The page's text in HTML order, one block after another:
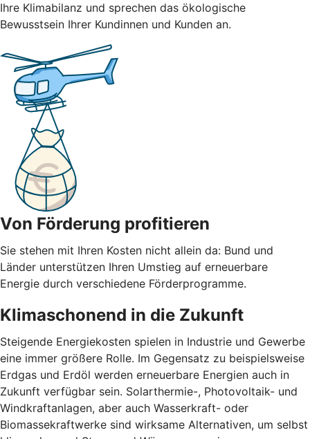
Ihre Klimabilanz und sprechen das ökologische
Bewusstsein Ihrer Kundinnen und Kunden an.
Von Förderung profitieren
Sie stehen mit Ihren Kosten nicht allein da: Bund und
Länder unterstützen Ihren Umstieg auf erneuerbare
Energie durch verschiedene Förderprogramme.
Klimaschonend in die Zukunft
Steigende Energiekosten spielen in Industrie und Gewerbe
eine immer größere Rolle. Im Gegensatz zu beispielsweise
Erdgas und Erdöl werden erneuerbare Energien auch in
Zukunft verfügbar sein. Solarthermie-, Photovoltaik- und
Windkraftanlagen, aber auch Wasserkraft- oder
Biomassekraftwerke sind wirksame Alternativen, um selbst